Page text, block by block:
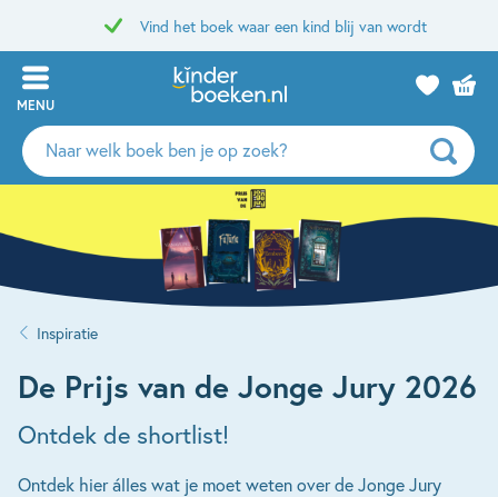
Vind het boek waar een kind blij van wordt
MENU
Zoeken
naar
en
Inspiratie
De Prijs van de Jonge Jury 2026
Ontdek de shortlist!
Ontdek hier álles wat je moet weten over de Jonge Jury